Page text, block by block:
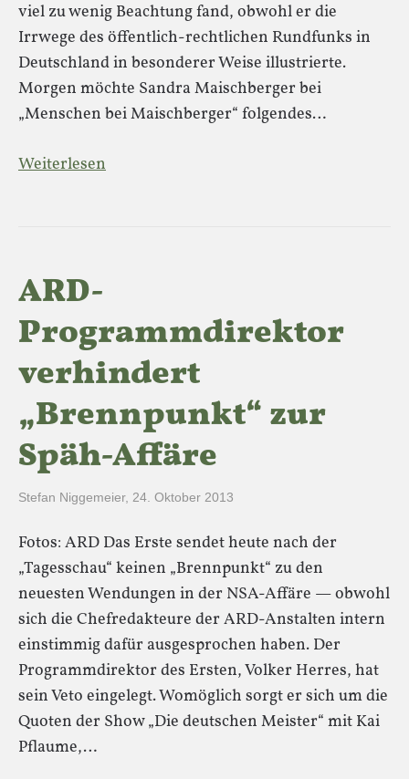
viel zu wenig Beachtung fand, obwohl er die
Irrwege des öffentlich-rechtlichen Rundfunks in
Deutschland in besonderer Weise illustrierte.
Morgen möchte Sandra Maischberger bei
„Menschen bei Maischberger“ folgendes…
Weiterlesen
ARD-
Programmdirektor
verhindert
„Brennpunkt“ zur
Späh-Affäre
Stefan Niggemeier, 24. Oktober 2013
Fotos: ARD Das Erste sendet heute nach der
„Tagesschau“ keinen „Brennpunkt“ zu den
neuesten Wendungen in der NSA-Affäre — obwohl
sich die Chefredakteure der ARD-Anstalten intern
einstimmig dafür ausgesprochen haben. Der
Programmdirektor des Ersten, Volker Herres, hat
sein Veto eingelegt. Womöglich sorgt er sich um die
Quoten der Show „Die deutschen Meister“ mit Kai
Pflaume,…